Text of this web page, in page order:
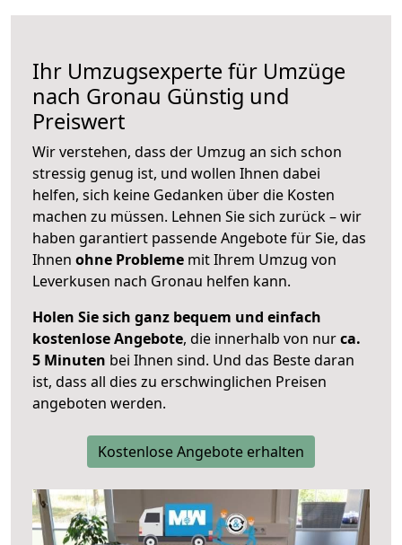
Ihr Umzugsexperte für Umzüge
nach Gronau Günstig und
Preiswert
Wir verstehen, dass der Umzug an sich schon
stressig genug ist, und wollen Ihnen dabei
helfen, sich keine Gedanken über die Kosten
machen zu müssen. Lehnen Sie sich zurück – wir
haben garantiert passende Angebote für Sie, das
Ihnen ohne Probleme mit Ihrem Umzug von
Leverkusen nach Gronau helfen kann.
Holen Sie sich ganz bequem und einfach
kostenlose Angebote, die innerhalb von nurca.
5 Minuten bei Ihnen sind. Und das Beste daran
ist, dass all dies zu erschwinglichen Preisen
angeboten werden.
Kostenlose Angebote erhalten